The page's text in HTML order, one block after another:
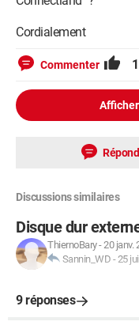
Cordialement
Commenter 1
Discussions similaires
Disque dur
ThiernoBary-20 janv.
Sannin_WD -25
9 réponses